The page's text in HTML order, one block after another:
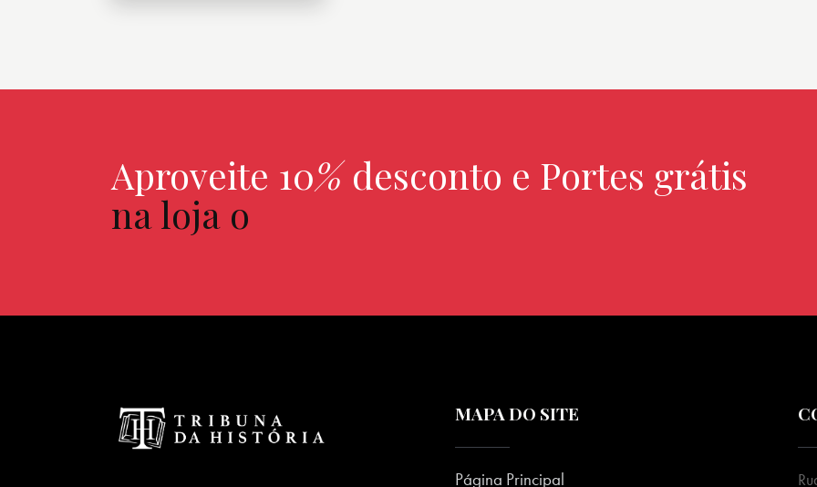
Aproveite 10%desconto e Portes grátis
na loja online
MAPA DO SITE
Página Principal